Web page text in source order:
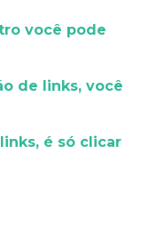
você pode
de links, você
é só clicar